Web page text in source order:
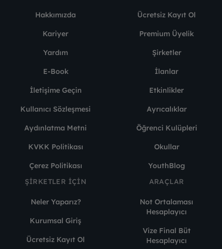
Hakkımızda
Kariyer
Yardım
E-Book
İletişime Geçin
Kullanıcı Sözleşmesi
Aydınlatma Metni
KVKK Politikası
Çerez Politikası
Ücretsiz Kayıt Ol
Premium Üyelik
Şirketler
İlanlar
Etkinlikler
Ayrıcalıklar
Öğrenci Kulüpleri
Okullar
YouthBlog
ŞIRKETLER İÇIN
Neler Yaparız?
Kurumsal Giriş
Ücretsiz Kayıt Ol
ARAÇLAR
Not Ortalaması
Hesaplayıcı
Vize Final Büt
Hesaplayıcı